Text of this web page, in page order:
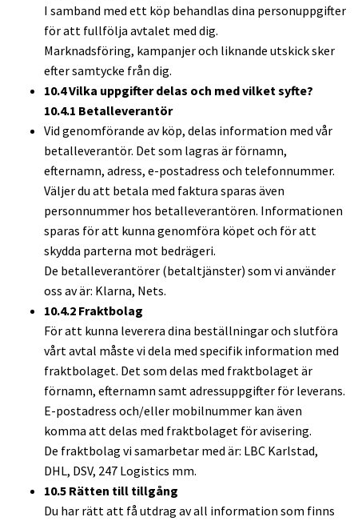
I samband med ett köp behandlas dina personuppgifter
för att fullfölja avtalet med dig.
Marknadsföring, kampanjer och liknande utskick sker
efter samtycke från dig.
10.4 Vilka uppgifter delas och med vilket syfte?
10.4.1 Betalleverantör
Vid genomförande av köp, delas information med vår
betalleverantör. Det som lagras är förnamn,
efternamn, adress, e-postadress och telefonnummer.
Väljer du att betala med faktura sparas även
personnummer hos betalleverantören. Informationen
sparas för att kunna genomföra köpet och för att
skydda parterna mot bedrägeri.
De betalleverantörer (betaltjänster) som vi använder
oss av är: Klarna, Nets.
10.4.2 Fraktbolag
För att kunna leverera dina beställningar och slutföra
vårt avtal måste vi dela med specifik information med
fraktbolaget. Det som delas med fraktbolaget är
förnamn, efternamn samt adressuppgifter för leverans.
E-postadress och/eller mobilnummer kan även
komma att delas med fraktbolaget för avisering.
De fraktbolag vi samarbetar med är: LBC Karlstad,
DHL, DSV, 247 Logistics mm.
10.5 Rätten till tillgång
Du har rätt att få utdrag av all information som finns